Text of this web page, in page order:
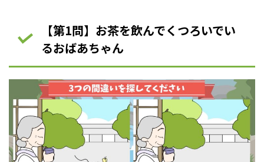
【第1問】お茶を飲んでくつろいでい
るおばあちゃん